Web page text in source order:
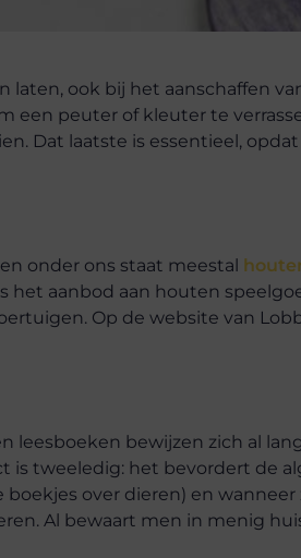
ook bij het aanschaffen
een peuter of kleuter te
Dat laatste is essentieel,
onder ons staat meestal
het aanbod aan houten
Op de website van
leesboeken bewijzen zich al
is tweeledig: het bevordert de
over dieren) en wanneer
Al bewaart men in menig